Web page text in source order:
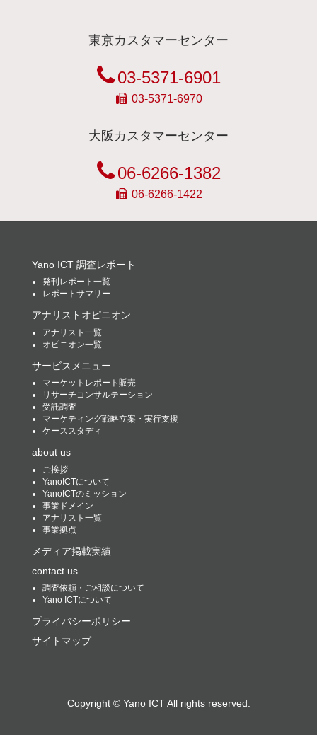
東京カスタマーセンター
03-5371-6901
03-5371-6970
大阪カスタマーセンター
06-6266-1382
06-6266-1422
Yano ICT 調査レポート
発刊レポート一覧
レポートサマリー
アナリストオピニオン
アナリスト一覧
オピニオン一覧
サービスメニュー
マーケットレポート販売
リサーチコンサルテーション
受託調査
マーケティング戦略立案・実行支援
ケーススタディ
about us
ご挨拶
YanoICTについて
YanoICTのミッション
事業ドメイン
アナリスト一覧
事業拠点
メディア掲載実績
contact us
調査依頼・ご相談について
Yano ICTについて
プライバシーポリシー
サイトマップ
Copyright © Yano ICTAll rights reserved.